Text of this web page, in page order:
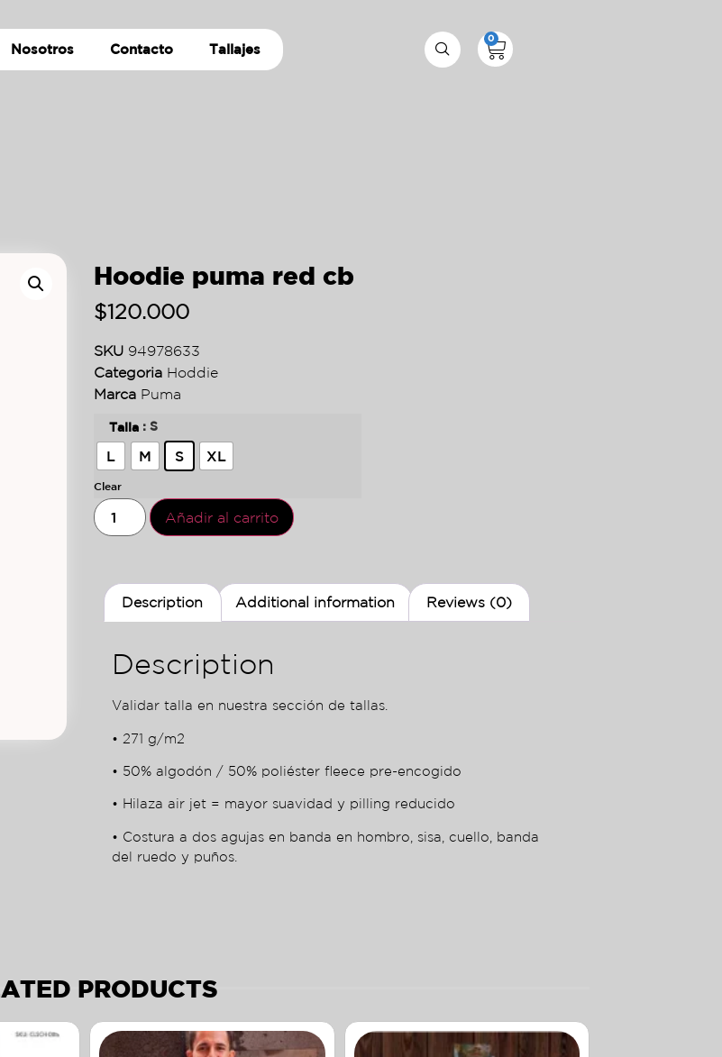
Nosotros Contacto Tallajes
0
Hoodie puma red cb
$120.000
SKU 94978633
Categoria Hoddie
Marca Puma
Talla : S
L M S XL
Clear
Añadir al carrito
Description Additional information Reviews (0)
Description
Validar talla en nuestra sección de tallas.
• 271 g/m2
• 50% algodón / 50% poliéster fleece pre-encogido
• Hilaza air jet = mayor suavidad y pilling reducido
• Costura a dos agujas en banda en hombro, sisa, cuello, banda
del ruedo y puños.
PRODUCTS